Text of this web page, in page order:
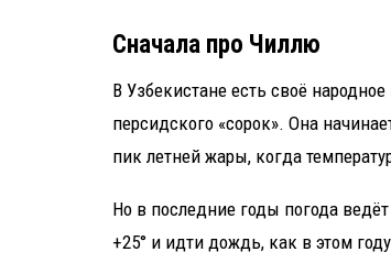
Сначала про Чиллю
В Узбекистане есть своё
персидского «сорок». Она
пик летней жары, когда
Но в последние годы погода
+25° и идти дождь, как в этом